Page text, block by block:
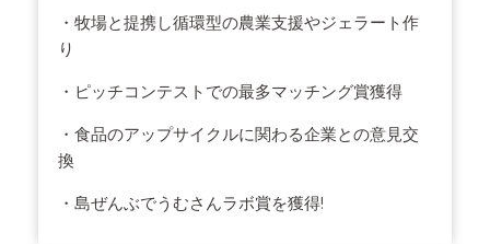
・牧場と提携し循環型の農業支援やジェラート作
り
・ピッチコンテストでの最多マッチング賞獲得
・食品のアップサイクルに関わる企業との意見交
換
・島ぜんぶでうむさんラボ賞を獲得!